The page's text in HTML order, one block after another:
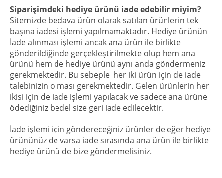
Siparişimdeki hediye ürünü iade edebilir miyim?
Sitemizde bedava ürün olarak satılan ürünlerin tek
başına iadesi işlemi yapılmamaktadır. Hediye ürünün
İade alınması işlemi ancak ana ürün ile birlikte
gönderildiğinde gerçekleştirilmekte olup hem ana
ürünü hem de hediye ürünü aynı anda göndermeniz
gerekmektedir. Bu sebeple her iki ürün için de iade
talebinizin olması gerekmektedir. Gelen ürünlerin her
ikisi için de iade işlemi yapılacak ve sadece ana ürüne
ödediğiniz bedel size geri iade edilecektir.
İade işlemi için göndereceğiniz ürünler de eğer hediye
ürününüz de varsa iade sırasında ana ürün ile birlikte
hediye ürünü de bize göndermelisiniz.